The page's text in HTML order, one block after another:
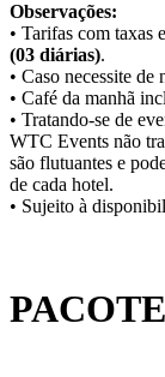
Observações:
• Tarifas com taxas
(03 diárias).
• Caso necessite
• Café da manhã
• Tratando-se de
WTC Events não
são flutuantes e
de cada hotel.
• Sujeito à